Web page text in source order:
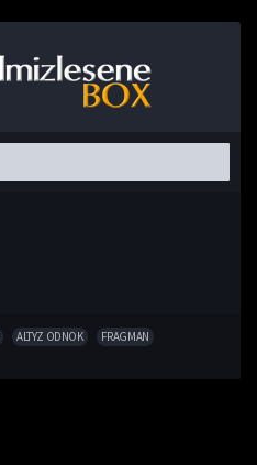
ALTYZ ODNOK FRAGMAN